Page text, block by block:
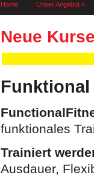
Home Unser Angebot »
Neue Kurse
funktionales
Trainiert
Ausdauer,